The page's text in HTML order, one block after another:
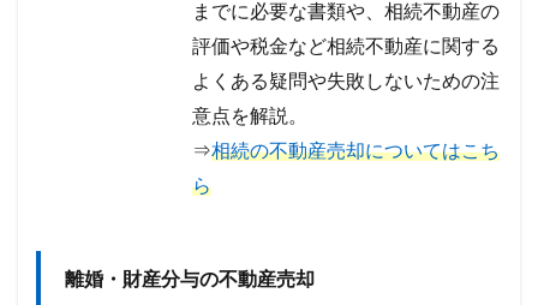
までに必要な書類や、相続不動産の
評価や税金など相続不動産に関する
よくある疑問や失敗しないための注
意点を解説。
⇒相続の不動産売却についてはこち
ら
離婚・財産分与の不動産売却